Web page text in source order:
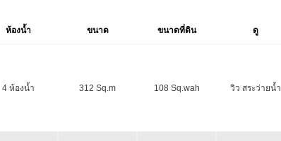
ห้องน้ำ ขนาด ขนาดที่ดิน ดู
4 ห้องน้ำ 312 Sq.m 108 Sq.wah วิว สระว่ายน้ำ